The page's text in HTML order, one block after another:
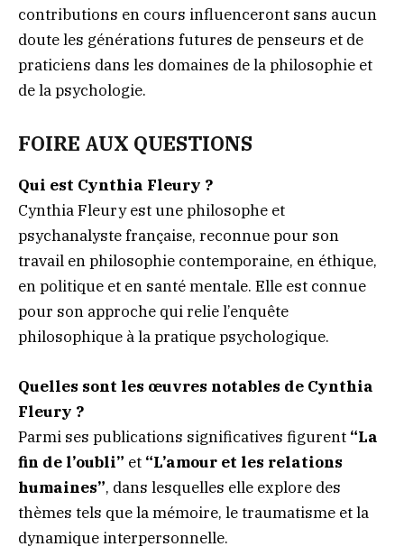
contributions en cours influenceront sans aucun
doute les générations futures de penseurs et de
praticiens dans les domaines de la philosophie et
de la psychologie.
FOIRE AUX QUESTIONS
Qui est Cynthia Fleury ?
Cynthia Fleury est une philosophe et
psychanalyste française, reconnue pour son
travail en philosophie contemporaine, en éthique,
en politique et en santé mentale. Elle est connue
pour son approche qui relie l’enquête
philosophique à la pratique psychologique.
Quelles sont les œuvres notables de Cynthia
Fleury ?
Parmi ses publications significatives figurent “La
fin de l’oubli” et “L’amour et les relations
humaines”, dans lesquelles elle explore des
thèmes tels que la mémoire, le traumatisme et la
dynamique interpersonnelle.